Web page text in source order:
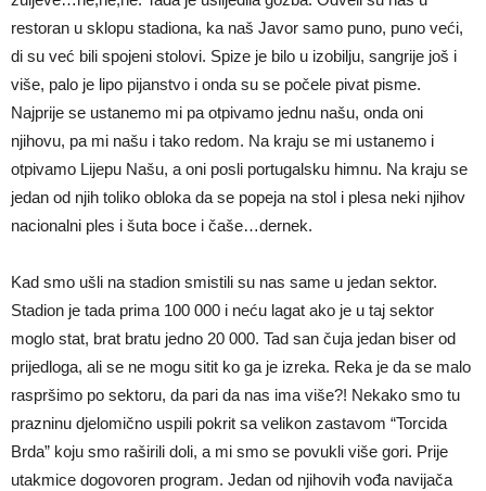
restoran u sklopu stadiona, ka naš Javor samo puno, puno veći,
di su već bili spojeni stolovi. Spize je bilo u izobilju, sangrije još i
više, palo je lipo pijanstvo i onda su se počele pivat pisme.
Najprije se ustanemo mi pa otpivamo jednu našu, onda oni
njihovu, pa mi našu i tako redom. Na kraju se mi ustanemo i
otpivamo Lijepu Našu, a oni posli portugalsku himnu. Na kraju se
jedan od njih toliko obloka da se popeja na stol i plesa neki njihov
nacionalni ples i šuta boce i čaše…dernek.
Kad smo ušli na stadion smistili su nas same u jedan sektor.
Stadion je tada prima 100 000 i neću lagat ako je u taj sektor
moglo stat, brat bratu jedno 20 000. Tad san čuja jedan biser od
prijedloga, ali se ne mogu sitit ko ga je izreka. Reka je da se malo
raspršimo po sektoru, da pari da nas ima više?! Nekako smo tu
prazninu djelomično uspili pokrit sa velikon zastavom “Torcida
Brda” koju smo raširili doli, a mi smo se povukli više gori. Prije
utakmice dogovoren program. Jedan od njihovih vođa navijača